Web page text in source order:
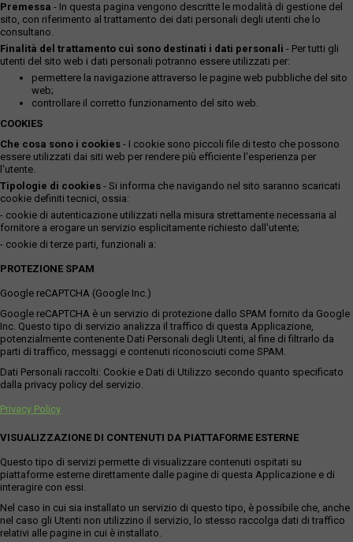
Premessa - In questa pagina vengono descritte le modalità di gestione del
sito, con riferimento al trattamento dei dati personali degli utenti che lo
consultano.
Finalità del trattamento cui sono destinati i dati personali - Per tutti gli
utenti del sito web i dati personali potranno essere utilizzati per:
permettere la navigazione attraverso le pagine web pubbliche del sito
web;
controllare il corretto funzionamento del sito web.
COOKIES
Che cosa sono i cookies - I cookie sono piccoli file di testo che possono
essere utilizzati dai siti web per rendere più efficiente l'esperienza per
l'utente.
Tipologie di cookies - Si informa che navigando nel sito saranno scaricati
cookie definiti tecnici, ossia:
- cookie di autenticazione utilizzati nella misura strettamente necessaria al
fornitore a erogare un servizio esplicitamente richiesto dall'utente;
- cookie di terze parti, funzionali a:
PROTEZIONE SPAM
Google reCAPTCHA (Google Inc.)
Google reCAPTCHA è un servizio di protezione dallo SPAM fornito da Google
Inc. Questo tipo di servizio analizza il traffico di questa Applicazione,
potenzialmente contenente Dati Personali degli Utenti, al fine di filtrarlo da
parti di traffico, messaggi e contenuti riconosciuti come SPAM.
Dati Personali raccolti: Cookie e Dati di Utilizzo secondo quanto specificato
dalla privacy policy del servizio.
Privacy Policy
VISUALIZZAZIONE DI CONTENUTI DA PIATTAFORME ESTERNE
Questo tipo di servizi permette di visualizzare contenuti ospitati su
piattaforme esterne direttamente dalle pagine di questa Applicazione e di
interagire con essi.
Nel caso in cui sia installato un servizio di questo tipo, è possibile che, anche
nel caso gli Utenti non utilizzino il servizio, lo stesso raccolga dati di traffico
relativi alle pagine in cui è installato.